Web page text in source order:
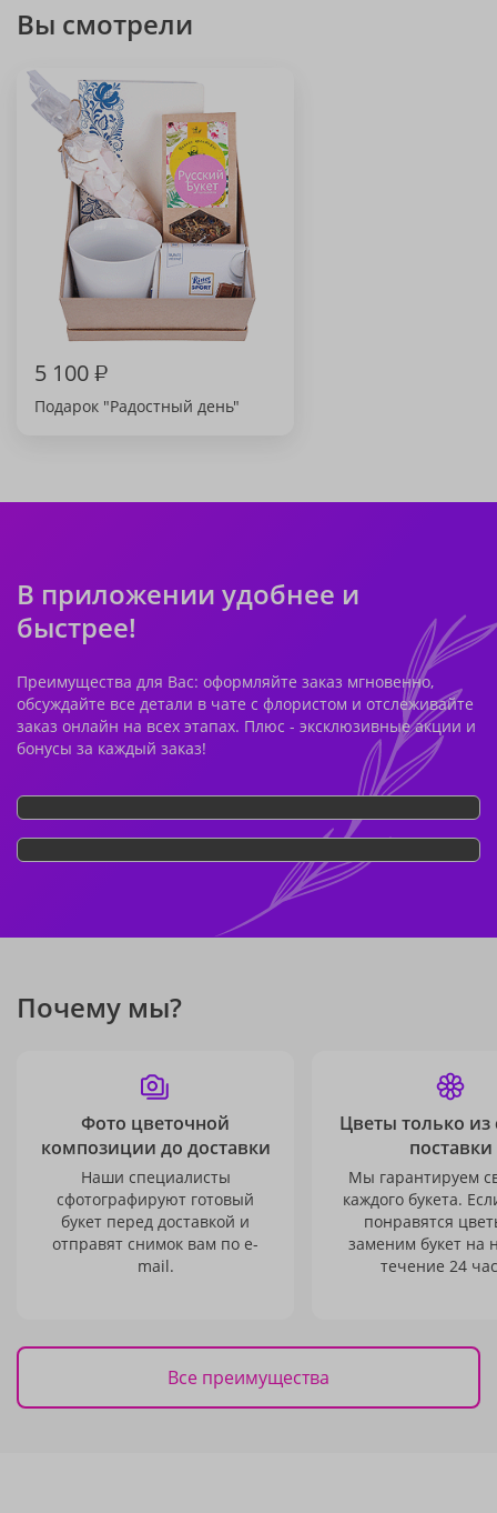
Вы смотрели
5 100₽
Подарок "Радостный день"
В приложении удобнее и
быстрее!
Преимущества для Вас: оформляйте заказ мгновенно,
обсуждайте все детали в чате с флористом и отслеживайте
заказ онлайн на всех этапах. Плюс - эксклюзивные акции и
бонусы за каждый заказ!
Почему мы?
Фото цветочной
композиции до доставки
Наши специалисты
сфотографируют готовый
букет перед доставкой и
отправят снимок вам по e-
mail.
Цветы только из
поставки
Мы гарантируем
каждого букета.
понравятся
заменим букет на
течение 24
Все преимущества